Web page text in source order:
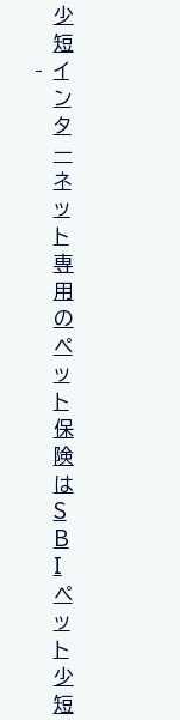
少
短
イ
ン
タ
ー
ネ
ッ
ト
専
用
の
ペ
ッ
ト
保
険
は
S
B
I
ペ
ッ
ト
少
短